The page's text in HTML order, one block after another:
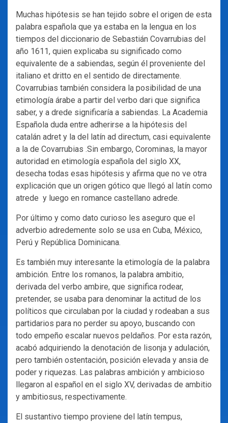
Muchas hipótesis se han tejido sobre el origen de esta
palabra española que ya estaba en la lengua en los
tiempos del diccionario de Sebastián Covarrubias del
año 1611, quien explicaba su significado como
equivalente de a sabiendas, según él proveniente del
italiano et dritto en el sentido de directamente.
Covarrubias también considera la posibilidad de una
etimología árabe a partir del verbo dari que significa
saber, y a drede significaría a sabiendas. La Academia
Española duda entre adherirse a la hipótesis del
catalán adret y la del latín ad directum, casi equivalente
a la de Covarrubias .Sin embargo, Corominas, la mayor
autoridad en etimología española del siglo XX,
desecha todas esas hipótesis y afirma que no ve otra
explicación que un origen gótico que llegó al latín como
atrede y luego en romance castellano adrede.
Por último y como dato curioso les aseguro que el
adverbio adredemente solo se usa en Cuba, México,
Perú y República Dominicana.
Es también muy interesante la etimología de la palabra
ambición. Entre los romanos, la palabra ambitio,
derivada del verbo ambire, que significa rodear,
pretender, se usaba para denominar la actitud de los
políticos que circulaban por la ciudad y rodeaban a sus
partidarios para no perder su apoyo, buscando con
todo empeño escalar nuevos peldaños. Por esta razón,
acabó adquiriendo la denotación de lisonja y adulación,
pero también ostentación, posición elevada y ansia de
poder y riquezas. Las palabras ambición y ambicioso
llegaron al español en el siglo XV, derivadas de ambitio
y ambitiosus, respectivamente.
El sustantivo tiempo proviene del latín tempus,